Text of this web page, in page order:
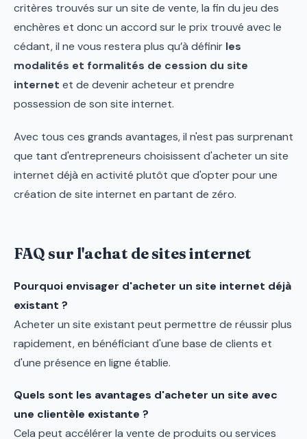
critères trouvés sur un site de vente, la fin du jeu des
enchères et donc un accord sur le prix trouvé avec le
cédant, il ne vous restera plus qu’à définir les
modalités et formalités de cession du site
internet et de devenir acheteur et prendre
possession de son site internet.
Avec tous ces grands avantages, il n'est pas surprenant
que tant d'entrepreneurs choisissent d'acheter un site
internet déjà en activité plutôt que d'opter pour une
création de site internet en partant de zéro.
FAQ sur l'achat de sites internet
Pourquoi envisager d'acheter un site internet déjà
existant ?
Acheter un site existant peut permettre de réussir plus
rapidement, en bénéficiant d'une base de clients et
d'une présence en ligne établie.
Quels sont les avantages d'acheter un site avec
une clientèle existante ?
Cela peut accélérer la vente de produits ou services